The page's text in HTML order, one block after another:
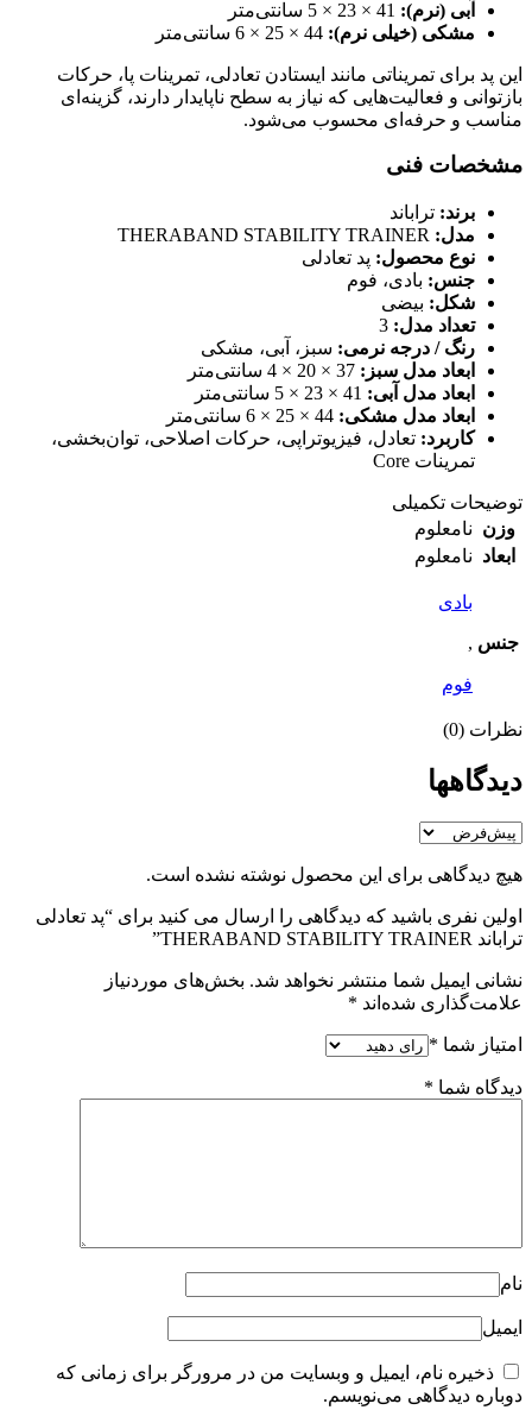
آبی (نرم):
مشکی (خیلی نرم):
این پد برای تمریناتی مانند ایستادن تعادلی، تمرینات پا، حرکات
بازتوانی و فعالیت‌هایی که نیاز به سطح ناپایدار دارند، گزینه‌ای
مناسب و حرفه‌ای محسوب می‌شود.
مشخصات فنی
برند: تراباند
مدل:
نوع محصول: پد تعادلی
جنس: بادی، فوم
شکل: بیضی
تعداد مدل:
رنگ / درجه نرمی: سبز، آبی، مشکی
ابعاد مدل سبز:
ابعاد مدل آبی:
ابعاد مدل مشکی:
کاربرد: تعادل، فیزیوتراپی، حرکات اصلاحی، توان‌بخشی،
تمرینات Core
توضیحات تکمیلی
وزن نامعلوم
ابعاد نامعلوم
جنس
بادی
,
فوم
نظرات (0)
دیدگاهها
هیچ دیدگاهی برای این محصول نوشته نشده است.
اولین نفری باشید که دیدگاهی را ارسال می کنید برای “پد تعادلی
تراباند THERABAND STABILITY TRAINER”
نشانی ایمیل شما منتشر نخواهد شد. بخش‌های موردنیاز
علامت‌گذاری شده‌اند *
امتیاز شما *
دیدگاه شما *
نام
ایمیل
ذخیره نام، ایمیل و وبسایت من در مرورگر برای زمانی که
دوباره دیدگاهی می‌نویسم.